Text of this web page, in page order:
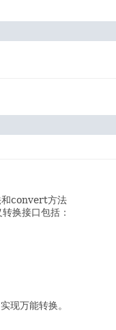
和convert方法
换接口包括：
现万能转换。